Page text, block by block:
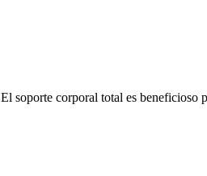
soporte corporal total es beneficioso